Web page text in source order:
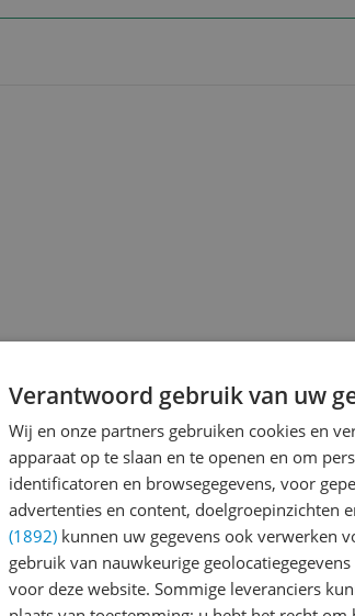
nuLaatste prijsupdate
08-08-2026
Verantwoord gebruik van uw
Wij en onze partners gebruiken cookies en
apparaat op te slaan en te openen en om
identificatoren en browsegegevens, voor
advertenties en content, doelgroepinzichten
(1892) kunnen uw gegevens ook verwerken
gebruik van nauwkeurige
voor deze website. Sommige leveranciers